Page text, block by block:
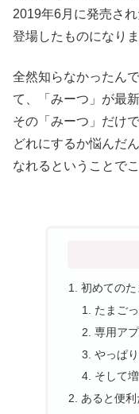
2019年6月に発売さ
登場したものになりま
全然知らなかったん
て、「みーつ」が最
その「みーつ」だけ
どれにするか悩んだ
なれるということで
初めての
たまご
専用ア
やっぱ
そして
あると便